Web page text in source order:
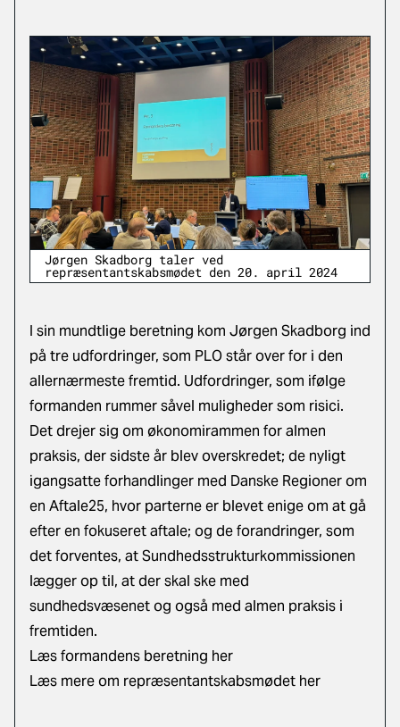
Jørgen Skadborg taler ved
repræsentantskabsmødet den 20. april 2024
I sin mundtlige beretning kom Jørgen Skadborg ind
på tre udfordringer, som PLO står over for i den
allernærmeste fremtid. Udfordringer, som ifølge
formanden rummer såvel muligheder som risici.
Det drejer sig om økonomirammen for almen
praksis, der sidste år blev overskredet; de nyligt
igangsatte forhandlinger med Danske Regioner om
en Aftale25, hvor parterne er blevet enige om at gå
efter en fokuseret aftale; og de forandringer, som
det forventes, at Sundhedsstrukturkommissionen
lægger op til, at der skal ske med
sundhedsvæsenet og også med almen praksis i
fremtiden.
Læs formandens beretning her
Læs mere om repræsentantskabsmødet her